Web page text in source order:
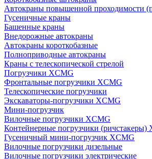
Автокраны повышенной проходимости
Гусеничные краны
Башенные краны
Внедорожные автокраны
Автокраны короткобазные
Полноприводные автокраны
Краны с телескопической стрелой
Погрузчики XCMG
Фронтальные погрузчики XCMG
Телескопические погрузчики
Экскаваторы-погрузчики XCMG
Мини-погрузчик
Вилочные погрузчики XCMG
Контейнерные погрузчики (ричстакеры)
Гусеничный мини-погрузчик XCMG
Вилочные погрузчики дизельные
Вилочные погрузчики электрические